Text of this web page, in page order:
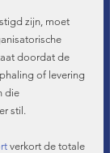
zijn, moet
doordat de
of levering
die
stil.
verkort de totale